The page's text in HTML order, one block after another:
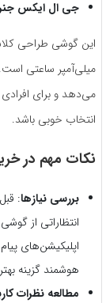
جی ال ایکس
میلی‌آمپر ساعتی است.
می‌دهد و برای
انتخاب خوبی باشد.
نکات مهم در
بررسی نیازها:
انتظاراتی از
اپلیکیشن‌های
هوشمند گزینه
مطالعه نظرات